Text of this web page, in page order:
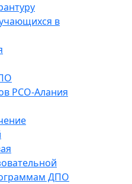
в
РСО-Алания
ДПО